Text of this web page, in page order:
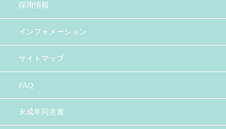
採用情報
インフォメーション
サイトマップ
FAQ
未成年同意書